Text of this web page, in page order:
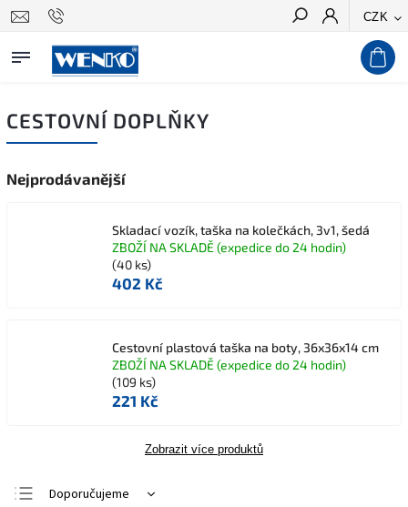
CZK
Hledat
CESTOVNÍ DOPLŇKY
Nejprodávanější
Skladací vozík, taška na kolečkách, 3v1, šedá
ZBOŽÍ NA SKLADĚ (expedice do 24 hodin)
(40 ks)
402 Kč
Cestovní plastová taška na boty, 36x36x14 cm
ZBOŽÍ NA SKLADĚ (expedice do 24 hodin)
(109 ks)
221 Kč
Zobrazit více produktů
Doporučujeme